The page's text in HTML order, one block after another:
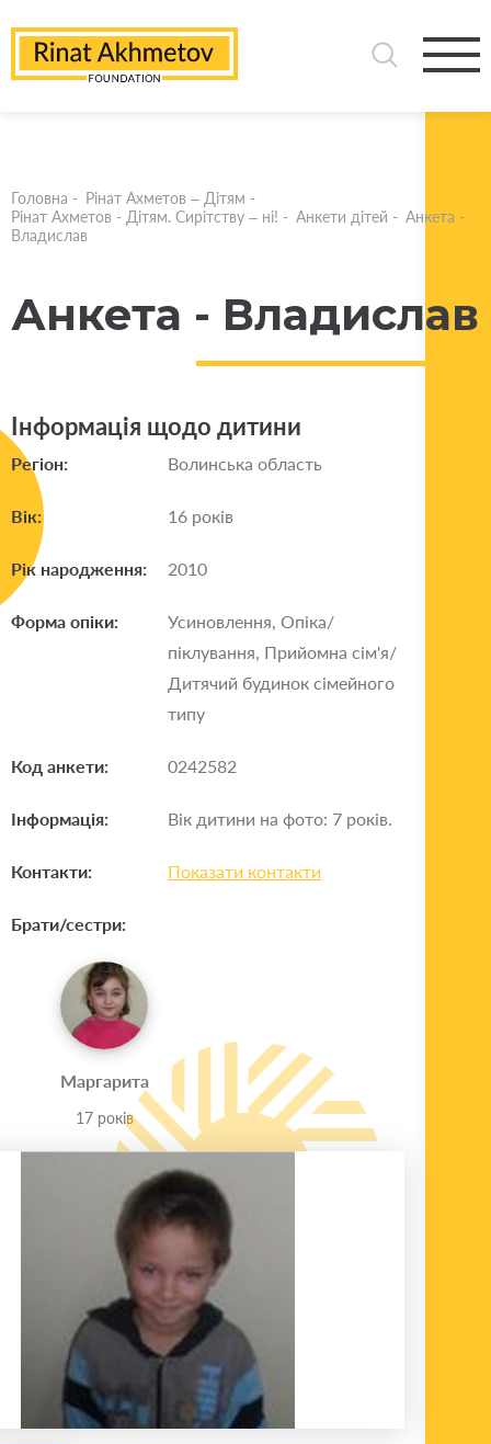
Головна - Рінат Ахметов – Дітям -
Рінат Ахметов - Дітям. Сирітству – ні! - Анкети дітей - Анкета -
Владислав
Анкета - Владислав
Інформація щодо дитини
Регіон: Волинська область
Вік: 16 років
Рік народження: 2010
Форма опіки:
Усиновлення, Опіка/
піклування, Прийомна сім'я/
Дитячий будинок сімейного
типу
Код анкети: 0242582
Інформація: Вік дитини на фото: 7 років.
Контакти: Показати контакти
Брати/сестри:
Маргарита
17 років